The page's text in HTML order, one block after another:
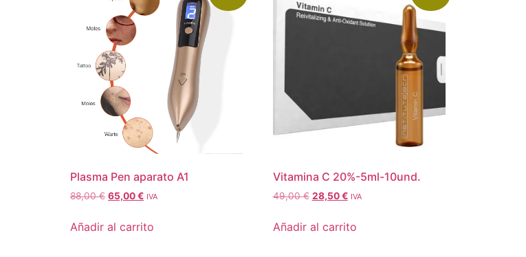
Plasma Pen aparato A1
88,00€ 65,00€ IVA
Añadir al carrito
Vitamina C 20%-5ml-10und.
49,00€ 28,50€ IVA
Añadir al carrito